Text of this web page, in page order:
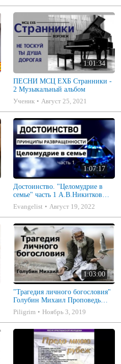
1:01:34
ПЕСНИ МСЦ ЕХБ Странники -
2 Музыкальный альбом
Ученик
Август 25, 2021
1:07:17
Достоинство. "Целомудрие в
семье" часть 1 А.В.Никитков
Беседа для семейных МСЦ ЕХБ
Evangelist Август 19, 2022
1:03:00
"Трагедия личного богословия"
Голубин Михаил Проповедь
2019
Piligrim Ноябрь 3, 2019